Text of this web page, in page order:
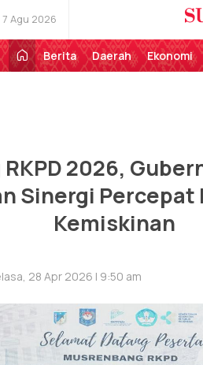
Agu 2026
Berita
Daerah Ekonomi
2026,
Sinergi Percepat
Kemiskinan
28 Apr 2026 | 9:50 am